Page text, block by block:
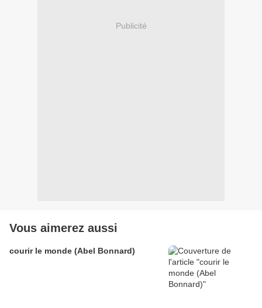
Publicité
Vous aimerez aussi
courir le monde (Abel Bonnard)